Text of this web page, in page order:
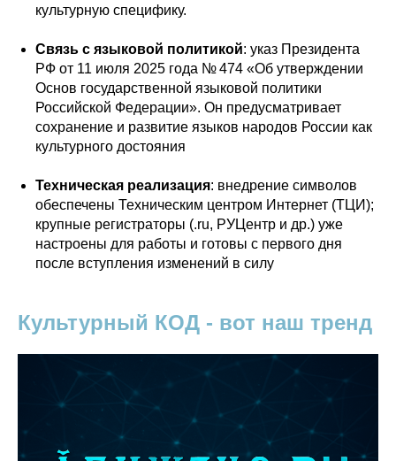
культурную специфику.
Связь с языковой политикой: указ Президента
РФ от 11 июля 2025 года № 474 «Об утверждении
Основ государственной языковой политики
Российской Федерации». Он предусматривает
сохранение и развитие языков народов России как
культурного достояния
Техническая реализация: внедрение символов
обеспечены Техническим центром Интернет (ТЦИ);
крупные регистраторы (.ru, РУЦентр и др.) уже
настроены для работы и готовы с первого дня
после вступления изменений в силу
Культурный КОД - вот наш тренд